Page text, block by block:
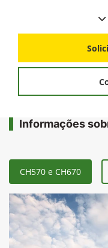
Informações
CH570 e CH670